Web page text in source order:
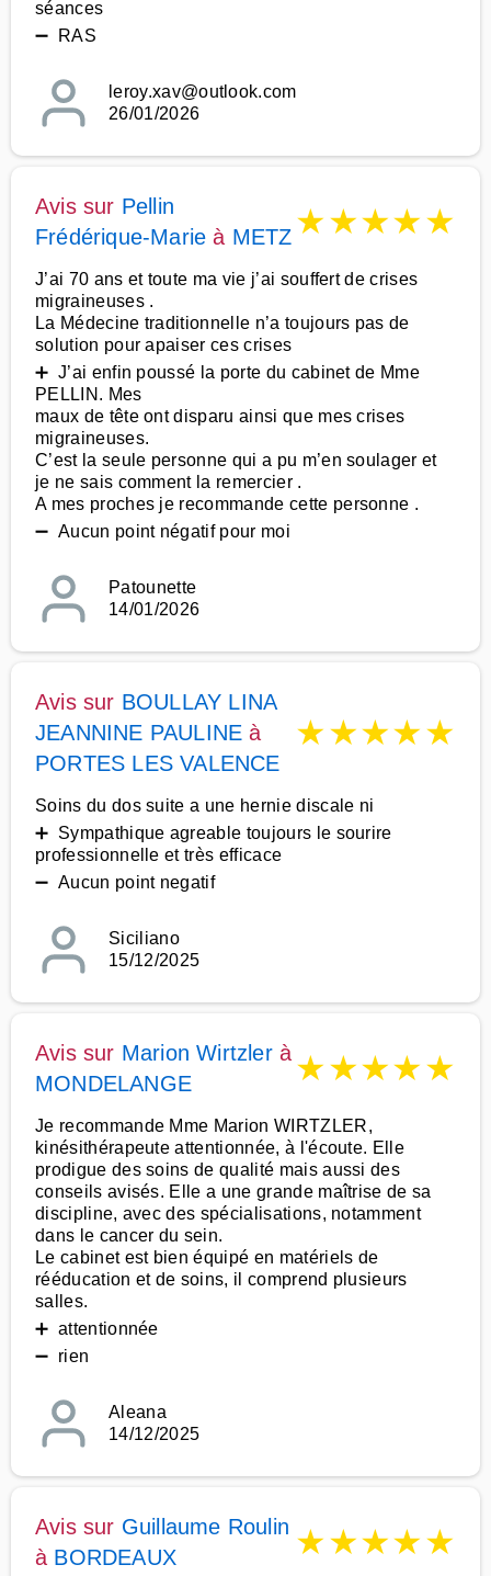
séances
➖ RAS
leroy.xav@outlook.com
26/01/2026
Avis sur Pellin
Frédérique-Marie à METZ ★★★★★
J’ai 70 ans et toute ma vie j’ai souffert de crises
migraineuses .
La Médecine traditionnelle n’a toujours pas de
solution pour apaiser ces crises
➕ J’ai enfin poussé la porte du cabinet de Mme
PELLIN. Mes
maux de tête ont disparu ainsi que mes crises
migraineuses.
C’est la seule personne qui a pu m’en soulager et
je ne sais comment la remercier .
A mes proches je recommande cette personne .
➖ Aucun point négatif pour moi
Patounette
14/01/2026
Avis sur BOULLAY LINA
JEANNINE PAULINE à
PORTES LES VALENCE
★★★★★
Soins du dos suite a une hernie discale ni
➕ Sympathique agreable toujours le sourire
professionnelle et très efficace
➖ Aucun point negatif
Siciliano
15/12/2025
Avis sur Marion Wirtzlerà
MONDELANGE
★★★★★
Je recommande Mme Marion WIRTZLER,
kinésithérapeute attentionnée, à l'écoute. Elle
prodigue des soins de qualité mais aussi des
conseils avisés. Elle a une grande maîtrise de sa
discipline, avec des spécialisations, notamment
dans le cancer du sein.
Le cabinet est bien équipé en matériels de
rééducation et de soins, il comprend plusieurs
salles.
➕ attentionnée
➖ rien
Aleana
14/12/2025
Avis sur Guillaume Roulin
à BORDEAUX ★★★★★